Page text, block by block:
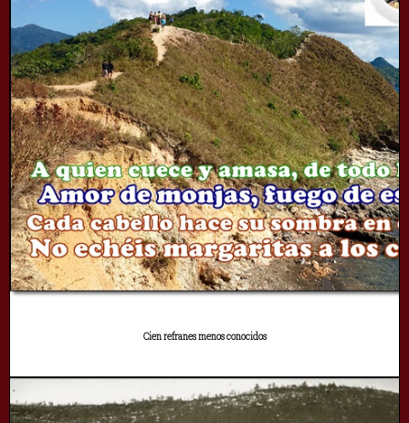
Cien refranes menos conocidos